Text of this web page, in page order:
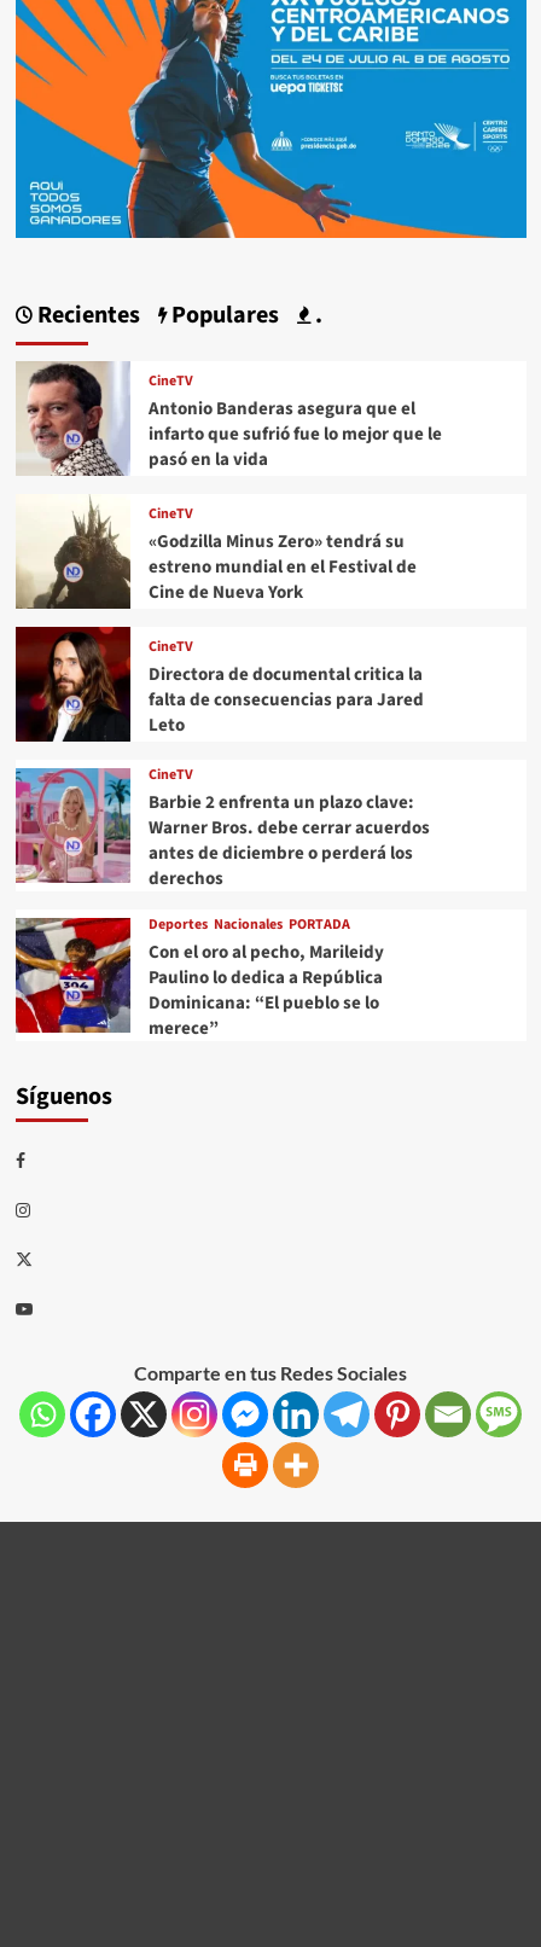
Recientes Populares .
CineTV
Antonio Banderas asegura que el
infarto que sufrió fue lo mejor que le
pasó en la vida
CineTV
«Godzilla Minus Zero» tendrá su
estreno mundial en el Festival de
Cine de Nueva York
CineTV
Directora de documental critica la
falta de consecuencias para Jared
Leto
CineTV
Barbie 2 enfrenta un plazo clave:
Warner Bros. debe cerrar acuerdos
antes de diciembre o perderá los
derechos
Deportes Nacionales PORTADA
Con el oro al pecho, Marileidy
Paulino lo dedica a República
Dominicana: “El pueblo se lo
merece”
Síguenos
Comparte en tus Redes Sociales